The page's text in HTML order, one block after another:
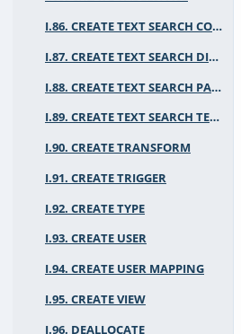
I.86. CREATE TEXT SEARCH CONFIGURATION
I.87. CREATE TEXT SEARCH DICTIONARY
I.88. CREATE TEXT SEARCH PARSER
I.89. CREATE TEXT SEARCH TEMPLATE
I.90. CREATE TRANSFORM
I.91. CREATE TRIGGER
I.92. CREATE TYPE
I.93. CREATE USER
I.94. CREATE USER MAPPING
I.95. CREATE VIEW
I.96. DEALLOCATE